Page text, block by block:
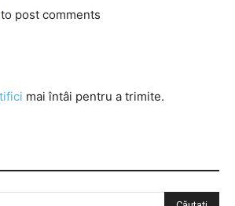
to post comments
mai întâi pentru a trimite.